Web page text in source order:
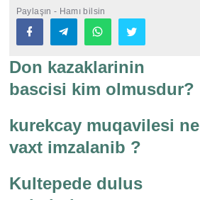
Paylaşın - Hamı bilsin
Don kazaklarinin
bascisi kim olmusdur?
kurekcay muqavilesi ne
vaxt imzalanib ?
Kultepede dulus